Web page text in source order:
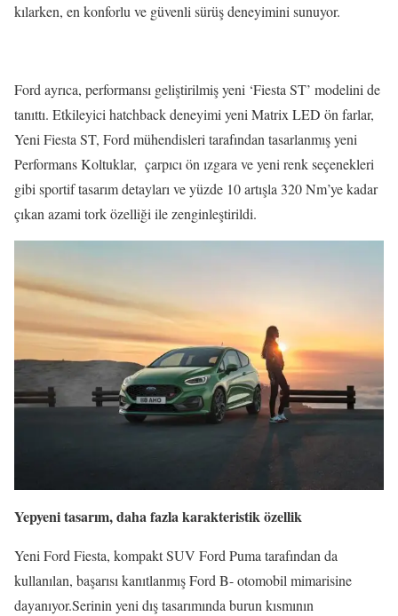
kılarken, en konforlu ve güvenli sürüş deneyimini sunuyor.
Ford ayrıca, performansı geliştirilmiş yeni ‘Fiesta ST’ modelini de
tanıttı. Etkileyici hatchback deneyimi yeni Matrix LED ön farlar,
Yeni Fiesta ST, Ford mühendisleri tarafından tasarlanmış yeni
Performans Koltuklar, çarpıcı ön ızgara ve yeni renk seçenekleri
gibi sportif tasarım detayları ve yüzde 10 artışla 320 Nm’ye kadar
çıkan azami tork özelliği ile zenginleştirildi.
Yepyeni tasarım, daha fazla karakteristik özellik
Yeni Ford Fiesta, kompakt SUV Ford Puma tarafından da
kullanılan, başarısı kanıtlanmış Ford B- otomobil mimarisine
dayanıyor.Serinin yeni dış tasarımında burun kısmının